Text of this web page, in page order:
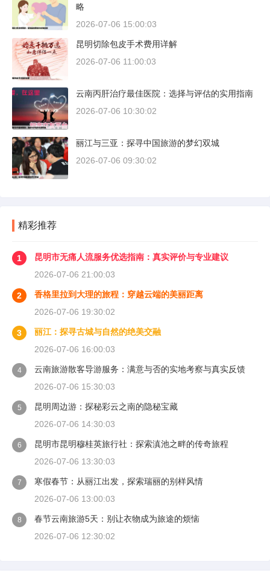
略
2026-07-06 15:00:03
昆明切除包皮手术费用详解
2026-07-06 11:00:03
云南丙肝治疗最佳医院：选择与评估的实用指南
2026-07-06 10:30:02
丽江与三亚：探寻中国旅游的梦幻双城
2026-07-06 09:30:02
精彩推荐
1
昆明市无痛人流服务优选指南：真实评价与专业建议
2026-07-06 21:00:03
2
香格里拉到大理的旅程：穿越云端的美丽距离
2026-07-06 19:30:02
3
丽江：探寻古城与自然的绝美交融
2026-07-06 16:00:03
4
云南旅游散客导游服务：满意与否的实地考察与真实反馈
2026-07-06 15:30:03
5
昆明周边游：探秘彩云之南的隐秘宝藏
2026-07-06 14:30:03
6
昆明市昆明穆桂英旅行社：探索滇池之畔的传奇旅程
2026-07-06 13:30:03
7
寒假春节：从丽江出发，探索瑞丽的别样风情
2026-07-06 13:00:03
8
春节云南旅游5天：别让衣物成为旅途的烦恼
2026-07-06 12:30:02